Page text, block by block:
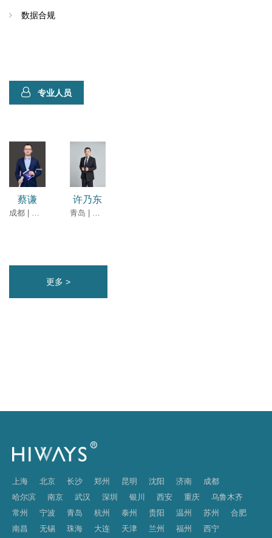
数据合规
专业人员
蔡谦 许乃东
更多 >
上海 北京 长沙 郑州 昆明 沈阳 济南
成都
哈尔滨
南京 武汉 深圳 银川 西安 重庆
乌鲁木齐
常州
宁波 青岛 杭州 泰州 贵阳 温州 苏州
合肥
南昌
无锡 珠海 大连 天津 兰州 福州 西宁